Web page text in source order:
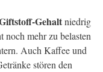
Gehaltniedrig
noch mehr zu belasten
Auch Kaffee und
stören den